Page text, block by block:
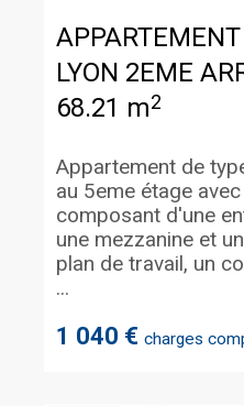
LYON 2EME
68.21 m2
1 040 € charges
Appartement de
au 5eme étage
composant d'une
une mezzanine et
plan de travail, un
...